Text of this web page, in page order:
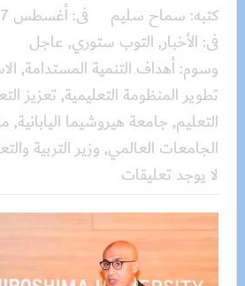
كتبه: سماح سليم فى:أغسطس 07, 2026
فى: الأخبار, التوب ستوري, عاجل
وسوم:أهداف التنمية المستدامة,
تطوير المنظومة التعليمية, تعزيز
التعليم, جامعة هيروشيما اليابانية,
الجامعات العالمي, وزير التربية
لا يوجد تعليقات